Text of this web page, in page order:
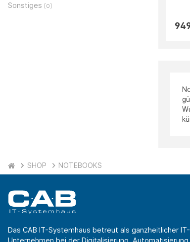
Sonstiges [0]
SHOP NOTEBOOKS
Das CAB IT-Systemhaus betreut als ganzheitlicher